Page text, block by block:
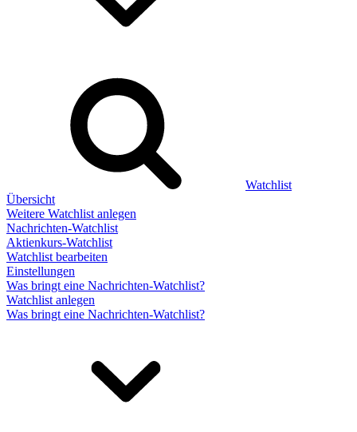
Watchlist
Übersicht
Weitere Watchlist anlegen
Nachrichten-Watchlist
Aktienkurs-Watchlist
Watchlist bearbeiten
Einstellungen
Was bringt eine Nachrichten-Watchlist?
Watchlist anlegen
Was bringt eine Nachrichten-Watchlist?